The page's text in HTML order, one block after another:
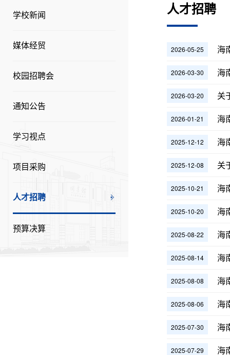
学校新闻
媒体经贸
校园招聘会
通知公告
学习视点
项目采购
人才招聘
预算决算
人才招聘
2026-05-25 海
2026-03-30 海
2026-03-20 关
2026-01-21 海
2025-12-12 海
2025-12-08 关
2025-10-21 海
2025-10-20 海
2025-08-22 海
2025-08-14 海
2025-08-08 海
2025-08-06 海
2025-07-30 海
2025-07-29 海